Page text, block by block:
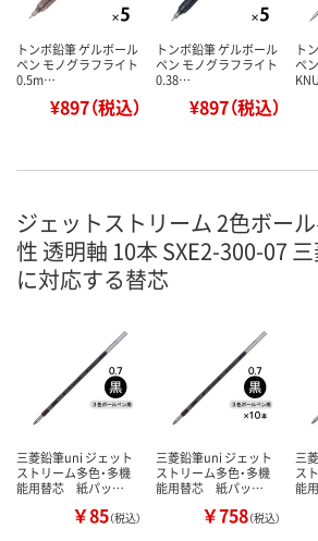
トンボ鉛筆 ゲルボール
ペン モノグラフライト
0.5m…
¥897（税込）
トンボ鉛筆 ゲルボール
ペン モノグラフライト
0.38…
¥897（税込）
ト
ペ
ジェットストリーム 2色ボー
性 透明軸 10本 SXE2-300-07
に対応する替芯
三菱鉛筆uni ジェット
ストリーム多色・多機
能用替芯 紙パッ…
￥85（税込）
三菱鉛筆uni ジェット
ストリーム多色・多機
能用替芯 紙パッ…
￥758（税込）
三
ス
能